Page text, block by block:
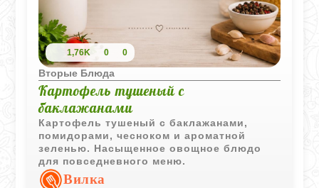
1,76K 0 0
Вторые Блюда
Картофель тушеный с
баклажанами
Картофель тушеный с баклажанами,
помидорами, чесноком и ароматной
зеленью. Насыщенное овощное блюдо
для повседневного меню.
Вилка